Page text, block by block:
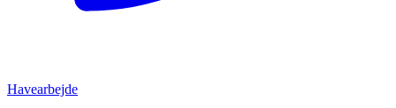
Havearbejde